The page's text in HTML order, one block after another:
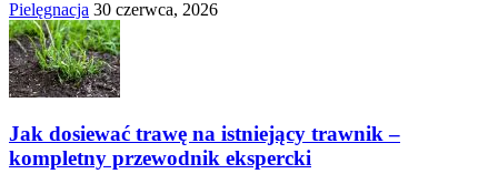
Pielęgnacja 30 czerwca, 2026
Jak dosiewać trawę na istniejący trawnik –
kompletny przewodnik ekspercki